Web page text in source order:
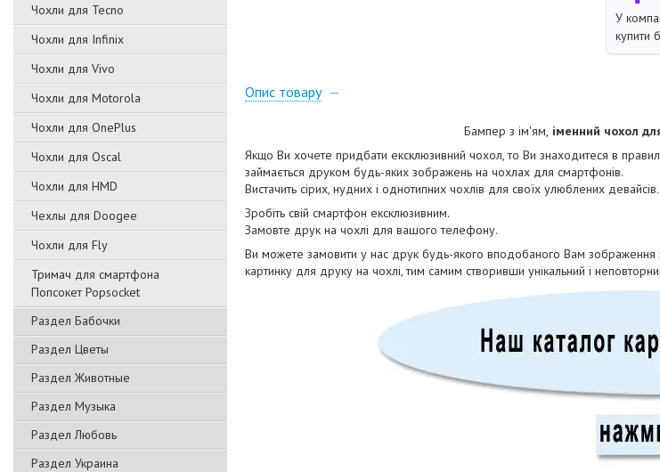
Чохли для Tecno
Чохли для Infinix
Чохли для Vivo
Чохли для Motorola
Чохли для OnePlus
Чохли для Oscal
Чохли для HMD
Чехлы для Doogee
Чохли для Fly
Тримач для смартфона
Попсокет Popsocket
Раздел Бабочки
Раздел Цветы
Раздел Животные
Раздел Музыка
Раздел Любовь
Раздел Украина
У
купити
Опис товару
Бампер з ім'ям, іменний чохол
Якщо Ви хочете придбати ексклюзивний чохол, то Ви знаходитеся в
займається друком будь-яких зображень на чохлах для смартфонів.
Вистачить сірих, нудних і однотипних чохлів для своїх улюблених девайсів.
Зробіть свій смартфон ексклюзивним.
Замовте друк на чохлі для вашого телефону.
Ви можете замовити у нас друк будь-якого вподобаного Вам зображення
картинку для друку на чохлі, тим самим створивши унікальний і